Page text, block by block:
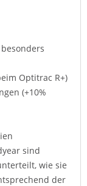
Optitrac R+)
(+10%
sind
wie sie
der